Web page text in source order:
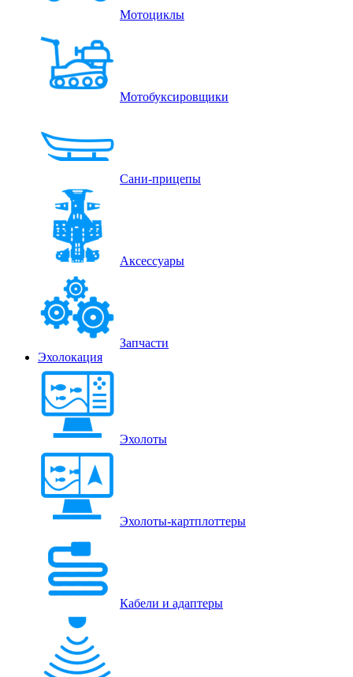
Мотоциклы
Мотобуксировщики
Сани-прицепы
Аксессуары
Запчасти
Эхолокация
Эхолоты
Эхолоты-картплоттеры
Кабели и адаптеры